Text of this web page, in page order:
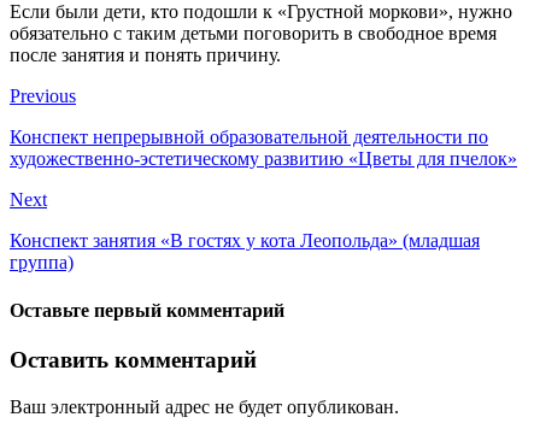
Если были дети, кто подошли к «Грустной моркови», нужно
обязательно с таким детьми поговорить в свободное время
после занятия и понять причину.
Previous
Конспект непрерывной образовательной деятельности по
художественно-эстетическому развитию «Цветы для пчелок»
Next
Конспект занятия «В гостях у кота Леопольда» (младшая
группа)
Оставьте первый комментарий
Оставить комментарий
Ваш электронный адрес не будет опубликован.